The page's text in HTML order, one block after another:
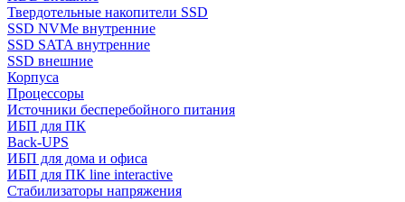
Твердотельные накопители SSD
SSD NVMe внутренние
SSD SATA внутренние
SSD внешние
Корпуса
Процессоры
Источники бесперебойного питания
ИБП для ПК
Back-UPS
ИБП для дома и офиса
ИБП для ПК linе interactive
Стабилизаторы напряжения